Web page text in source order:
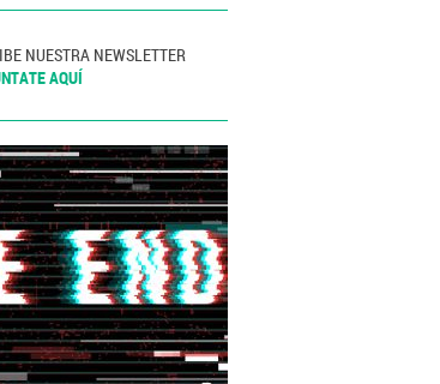
NUESTRA NEWSLETTER
AQUÍ